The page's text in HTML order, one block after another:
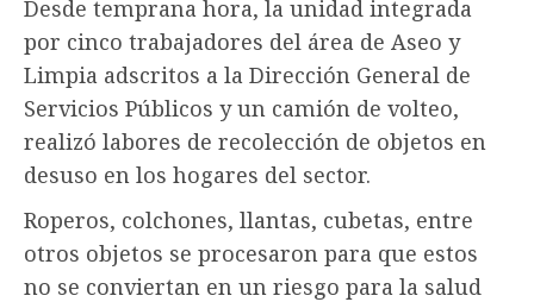
Desde temprana hora, la unidad integrada
por cinco trabajadores del área de Aseo y
Limpia adscritos a la Dirección General de
Servicios Públicos y un camión de volteo,
realizó labores de recolección de objetos en
desuso en los hogares del sector.
Roperos, colchones, llantas, cubetas, entre
otros objetos se procesaron para que estos
no se conviertan en un riesgo para la salud